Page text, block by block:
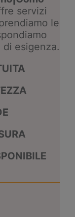
servizi
le
esigenza.